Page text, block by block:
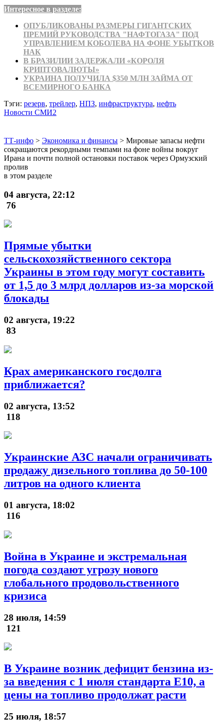
Интересное в разделе:
ОПУБЛИКОВАНЫ РАЗМЕРЫ ГИГАНТСКИХ
ПРЕМИЙ РУКОВОДСТВА "НАФТОГАЗА" ПОД
УПРАВЛЕНИЕМ КОБОЛЕВА НА ФОНЕ УБЫТКОВ
НАК
В БРАЗИЛИИ ЗАДЕРЖАЛИ «КОРОЛЯ
КРИПТОВАЛЮТЫ»
УКРАИНА ПОЛУЧИЛА $350 МЛН ЗАЙМА ОТ
ВСЕМИРНОГО БАНКА
Тэги: резерв, трейлер, НПЗ, инфраструктура, нефть
Новости СМИ2
ТТ-инфо > Экономика и финансы > Мировые запасы нефти
сокращаются рекордными темпами на фоне войны вокруг
Ирана и почти полной остановки поставок через Ормузский
пролив
в этом разделе
04 августа, 22:12
76
Прямые убытки
сельскохозяйственного сектора
Украины в этом году могут составить
от 1,5 до 3 млрд долларов из-за морской
блокады
02 августа, 19:22
83
Крах американского госдолга
приближается?
02 августа, 13:52
118
Украинские АЗС начали ограничивать
продажу дизельного топлива до 50-100
литров на одного клиента
01 августа, 18:02
116
Война в Украине и экстремальная
погода создают угрозу нового
глобального продовольственного
кризиса
28 июля, 14:59
121
В Украине возник дефицит бензина из-
за введения с 1 июля стандарта Е10, а
цены на топливо продолжат расти
25 июля, 18:57